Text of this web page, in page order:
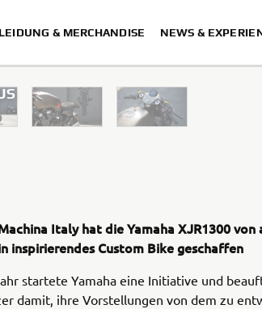
& MERCHANDISE NEWS &
Italy hat die Yamaha XJR1300
inspirierendes Custom Bike geschaffen
startete Yamaha eine Initiative und
damit, ihre Vorstellungen von dem zu